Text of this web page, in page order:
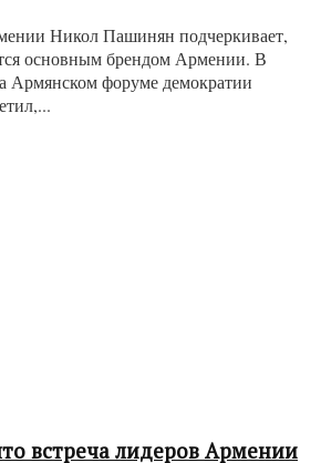
Никол Пашинян подчеркивает,
основным брендом Армении. В
Армянском форуме демократии
встреча лидеров Армении